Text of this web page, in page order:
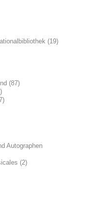
(19)
(87)
Autographen
(2)